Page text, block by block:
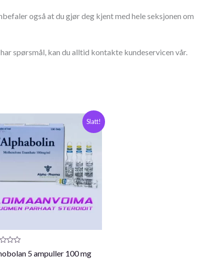
også at du gjør deg kjent med hele seksjonen om
spørsmål, kan du alltid kontakte kundeservicen vår.
Slatt!
5 ampuller 100 mg
pris
var:
€74,00.
pris
er:
€63,00.